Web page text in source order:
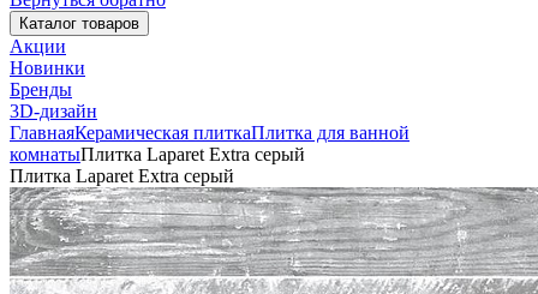
Каталог товаров
Акции
Новинки
Бренды
3D-дизайн
ГлавнаяКерамическая плиткаПлитка для ванной
комнатыПлитка Laparet Extra серый
Плитка Laparet Extra серый